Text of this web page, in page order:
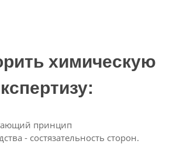
химическую
принцип
- состязательность сторон.